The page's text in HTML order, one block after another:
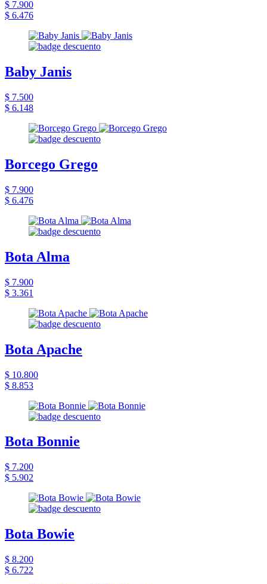
$ 7.900
$ 6.476
Baby Janis
$ 7.500
$ 6.148
Borcego Grego
$ 7.900
$ 6.476
Bota Alma
$ 7.900
$ 3.361
Bota Apache
$ 10.800
$ 8.853
Bota Bonnie
$ 7.200
$ 5.902
Bota Bowie
$ 8.200
$ 6.722